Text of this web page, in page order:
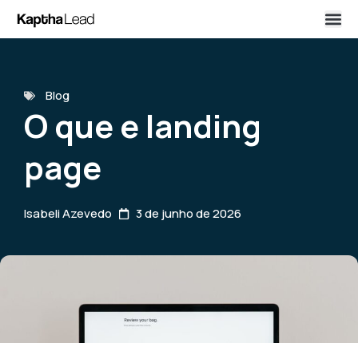
Blog
O que e landing
page
Isabeli Azevedo 3 de junho de 2026